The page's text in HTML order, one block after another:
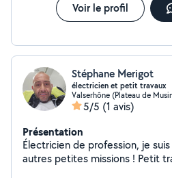
Voir le profil
Stéphane Merigot
électricien et petit travaux
Valserhône (Plateau de
5/5 (1 avis)
Présentation
Électricien de profession, je
autres petites missions ! Petit